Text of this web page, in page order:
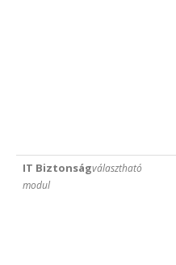
IT Biztonságválasztható
modul